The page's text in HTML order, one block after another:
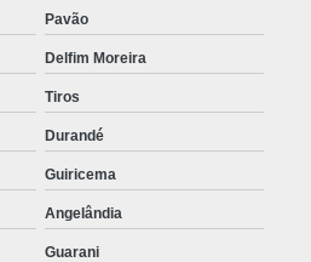
Pavão
Delfim Moreira
Tiros
Durandé
Guiricema
Angelândia
Guarani